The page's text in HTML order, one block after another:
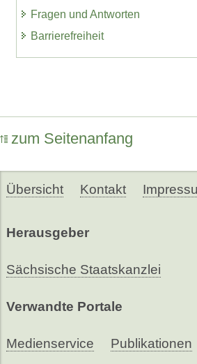
Fragen und Antworten
Barrierefreiheit
zum Seitenanfang
Übersicht Kontakt
Herausgeber
Sächsische Staatskanzlei
Verwandte Portale
Medienservice Publikationen